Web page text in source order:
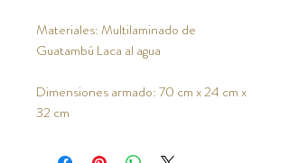
Materiales: Multilaminado de
Guatambú Laca al agua
Dimensiones armado: 70 cm x 24 cm x
32 cm